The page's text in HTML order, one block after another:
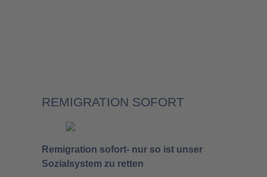
REMIGRATION SOFORT
Remigration sofort- nur so ist unser
Sozialsystem zu retten